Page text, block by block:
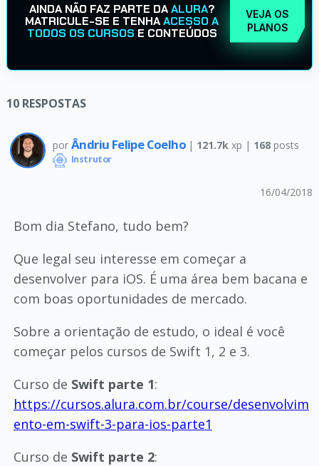
AINDA NÃO FAZ PARTE DAALURA?
MATRICULE-SE E TENHAACESSO A
TODOS OS CURSOS E CONTEÚDOS
VEJA OS
PLANOS
10 RESPOSTAS
por Ândriu Felipe Coelho | 121.7k xp | 168 posts
Instrutor
16/04/2018
Bom dia Stefano, tudo bem?
Que legal seu interesse em começar a
desenvolver para iOS. É uma área bem bacana e
com boas oportunidades de mercado.
Sobre a orientação de estudo, o ideal é você
começar pelos cursos de Swift 1, 2 e 3.
Curso de Swift parte 1:
https://cursos.alura.com.br/course/desenvolvim
ento-em-swift-3-para-ios-parte1
Curso de Swift parte 2: